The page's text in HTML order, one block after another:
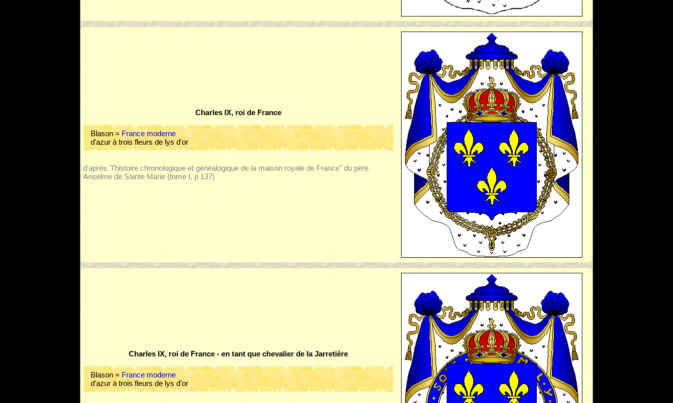
Charles IX, roi de France
Blason = France moderne
d'azur à trois fleurs de lys d'or
d'après "l'histoire chronologique et généalogique de la maison royale de France" du père
Anselme de Sainte Marie (tome I, p 137)
Charles IX, roi de France - en tant que chevalier de la Jarretière
Blason = France moderne
d'azur à trois fleurs de lys d'or